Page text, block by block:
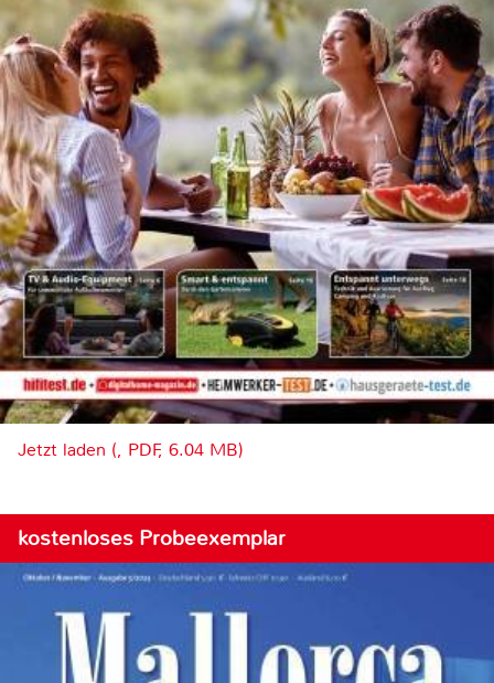
Jetzt laden (, PDF, 6.04 MB)
kostenloses Probeexemplar